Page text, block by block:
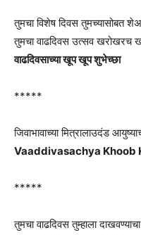
तुमचा विशेष दिवस तुमच्यासोबत
तुमचा वाढदिवस उत्सव खरोखरच
वाढदिवसाच्या खूप खूप शुभेच्छा
*****
जिवाभावाच्या मित्रालाउदंड
Vaaddivasachya Khoob
*****
तुमचा वाढदिवस तुम्हाला